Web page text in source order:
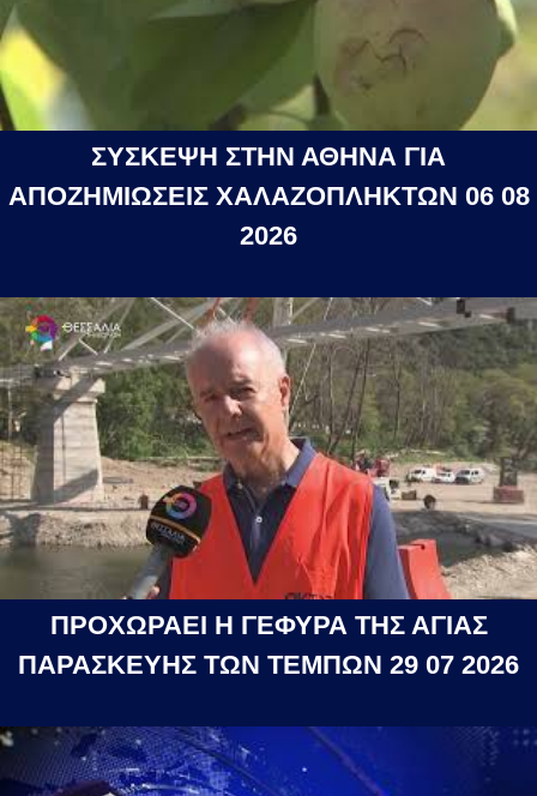
ΣΥΣΚΕΨΗ ΣΤΗΝ ΑΘΗΝΑ ΓΙΑ
ΑΠΟΖΗΜΙΩΣΕΙΣ ΧΑΛΑΖΟΠΛΗΚΤΩΝ 06 08
2026
ΠΡΟΧΩΡΑΕΙ Η ΓΕΦΥΡΑ ΤΗΣ ΑΓΙΑΣ
ΠΑΡΑΣΚΕΥΗΣ ΤΩΝ ΤΕΜΠΩΝ 29 07 2026